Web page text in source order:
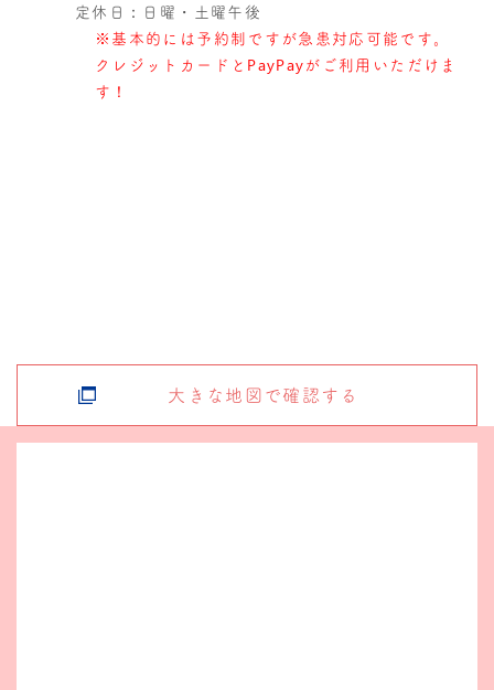
定休日：日曜・土曜午後
※基本的には予約制ですが急患対応可能です。
クレジットカードとPayPayがご利用いただけま
す！
大きな地図で確認する